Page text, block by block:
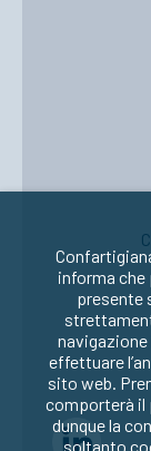
informa che
presente
navigazione
effettuare
sito web.
comporterà il
dunque la
soltanto